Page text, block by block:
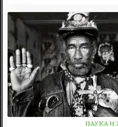
НАУКА И